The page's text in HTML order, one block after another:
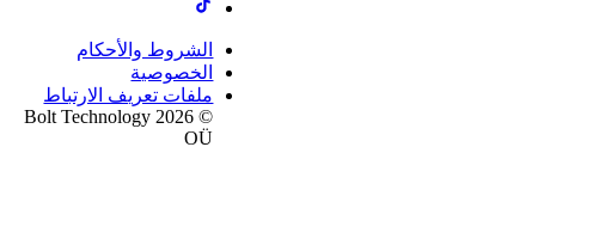
الشروط والأحكام
الخصوصية
ملفات تعريف الارتباط
© 2026 Bolt Technology
OÜ